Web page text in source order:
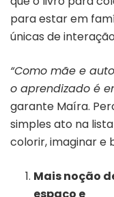
para estar em
únicas de
“Como mãe e
o aprendizado é
garante Maíra.
simples ato na
colorir, imaginar e
Mais noção
espaço e